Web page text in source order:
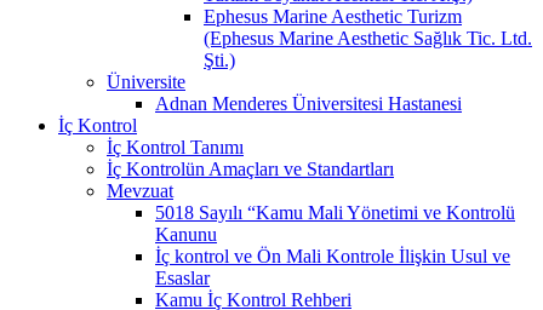
Ephesus Marine Aesthetic Turizm
(Ephesus Marine Aesthetic Sağlık Tic. Ltd.
Şti.)
Üniversite
Adnan Menderes Üniversitesi Hastanesi
İç Kontrol
İç Kontrol Tanımı
İç Kontrolün Amaçları ve Standartları
Mevzuat
5018 Sayılı “Kamu Mali Yönetimi ve Kontrolü
Kanunu
İç kontrol ve Ön Mali Kontrole İlişkin Usul ve
Esaslar
Kamu İç Kontrol Rehberi